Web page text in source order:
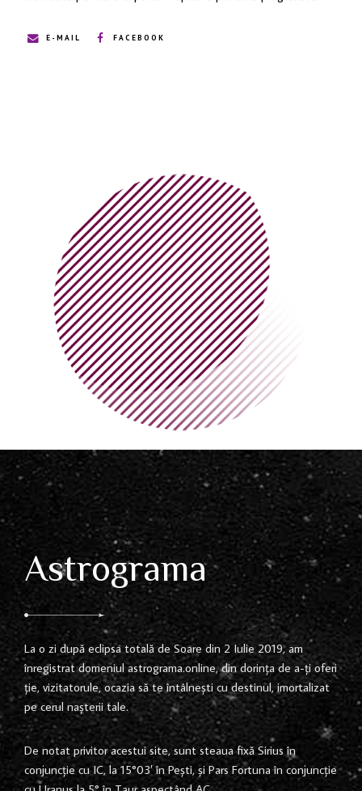
E-MAIL FACEBOOK
Astrograma
La o zi după eclipsa totală de Soare din 2 Iulie 2019, am
înregistrat domeniul astrograma.online, din dorința de a-ți oferi
ție, vizitatorule, ocazia să te întâlnești cu destinul, imortalizat
pe cerul nașterii tale.
De notat privitor acestui site, sunt steaua fixă Sirius în
conjuncție cu IC, la 15°03′ în Pești, și Pars Fortuna în conjuncție